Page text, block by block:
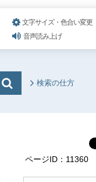
文字サイズ・色合い変更
音声読み上げ
検索の仕方
ページID：11360